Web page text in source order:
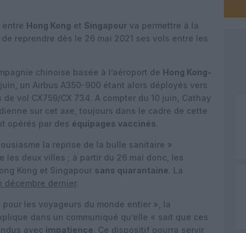
entre Hong Kong et Singapour va permettre à la
de reprendre dès le 26 mai 2021 ses vols entre les
chinoise basée à l’aéroport de Hong Kong-
un Airbus A350-900 étant alors déployés vers
vol CX759/CX 734. A compter du 10 juin, Cathay
sur cet axe, toujours dans le cadre de cette
opérés par des équipages vaccinés.
la reprise de la bulle sanitaire »
les deux villes ; à partir du 26 mai donc, les
Kong et Singapour sans quarantaine. La
décembre dernier.
les voyageurs du monde entier », la
dans un communiqué qu’elle « sait que ces
avec impatience. Ce dispositif pourra servir